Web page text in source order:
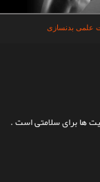
علمی بدنسازی
ها برای سلامتی است .